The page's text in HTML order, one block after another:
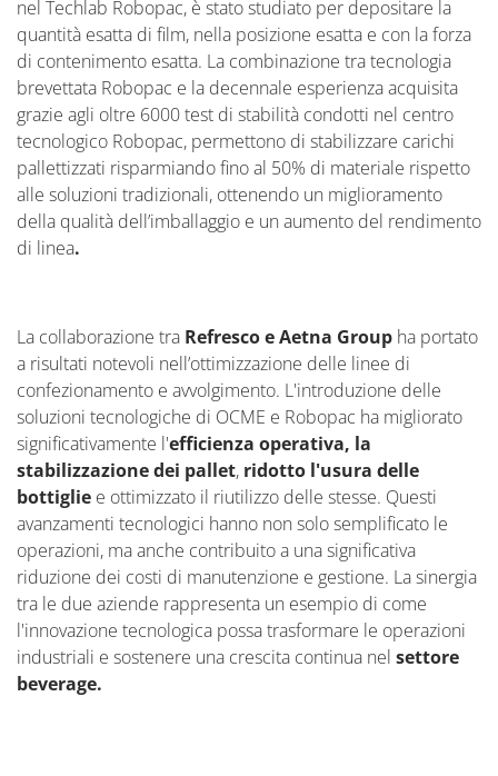
nel Techlab Robopac, è stato studiato per depositare la
quantità esatta di film, nella posizione esatta e con la forza
di contenimento esatta. La combinazione tra tecnologia
brevettata Robopac e la decennale esperienza acquisita
grazie agli oltre 6000 test di stabilità condotti nel centro
tecnologico Robopac, permettono di stabilizzare carichi
pallettizzati risparmiando fino al 50% di materiale rispetto
alle soluzioni tradizionali, ottenendo un miglioramento
della qualità dell’imballaggio e un aumento del rendimento
di linea.
La collaborazione tra Refresco e Aetna Group ha portato
a risultati notevoli nell’ottimizzazione delle linee di
confezionamento e avvolgimento. L'introduzione delle
soluzioni tecnologiche di OCME e Robopac ha migliorato
significativamente l'efficienza operativa, la
stabilizzazione dei pallet, ridotto l'usura delle
bottiglie e ottimizzato il riutilizzo delle stesse. Questi
avanzamenti tecnologici hanno non solo semplificato le
operazioni, ma anche contribuito a una significativa
riduzione dei costi di manutenzione e gestione. La sinergia
tra le due aziende rappresenta un esempio di come
l'innovazione tecnologica possa trasformare le operazioni
industriali e sostenere una crescita continua nel settore
beverage.